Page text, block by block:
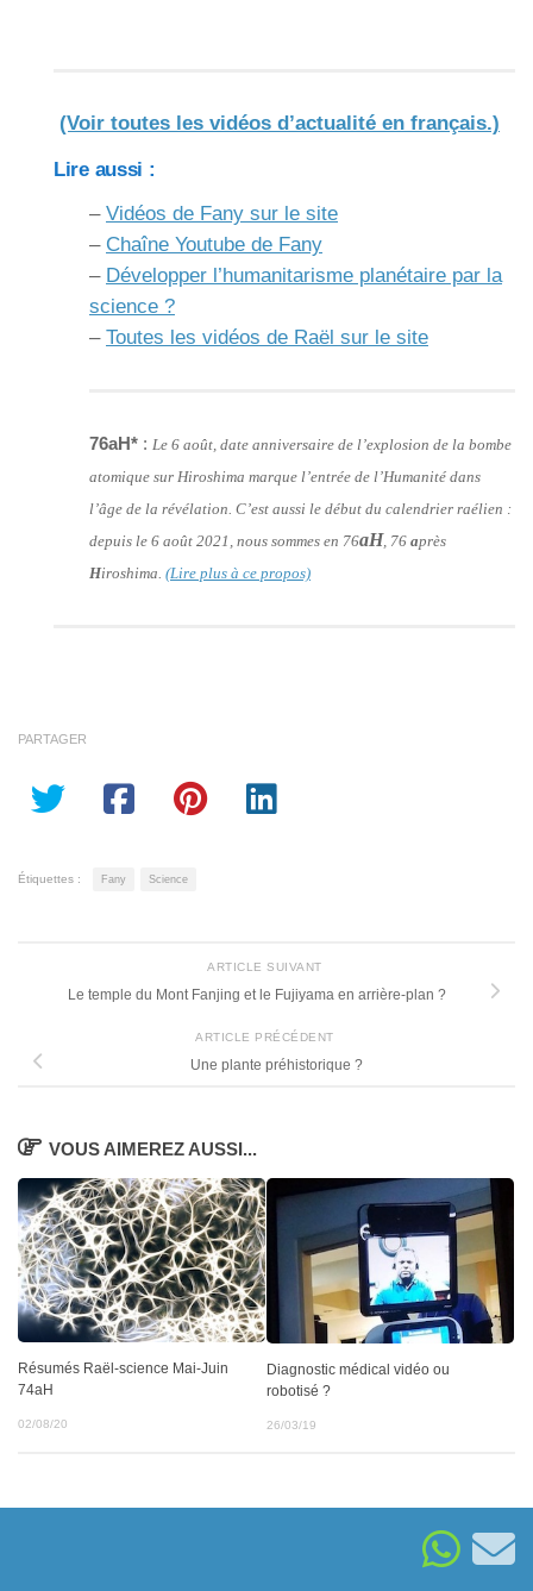
(Voir toutes les vidéos d’actualité en français.)
Lire aussi :
– Vidéos de Fany sur le site
– Chaîne Youtube de Fany
– Développer l’humanitarisme planétaire par la
science ?
– Toutes les vidéos de Raël sur le site
76aH* : Le 6 août, date anniversaire de l’explosion de la bombe
atomique sur Hiroshima marque l’entrée de l’Humanité dans
l’âge de la révélation. C’est aussi le début du calendrier raélien :
depuis le 6 août 2021, nous sommes en 76aH, 76 après
Hiroshima. (Lire plus à ce propos)
PARTAGER
Étiquettes : Fany Science
ARTICLE SUIVANT
Le temple du Mont Fanjing et le Fujiyama en arrière-plan ?
ARTICLE PRÉCÉDENT
Une plante préhistorique ?
VOUS AIMEREZ AUSSI...
Résumés Raël-science Mai-Juin
74aH
02/08/20
Diagnostic médical vidéo ou
robotisé ?
26/03/19